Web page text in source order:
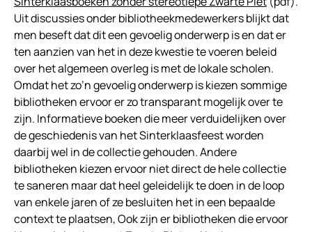
Uit discussies onder bibliotheekmedewerkers blijkt dat
men beseft dat dit een gevoelig onderwerp is en dat er
ten aanzien van het in deze kwestie te voeren beleid
over het algemeen overleg is met de lokale scholen.
Omdat het zo’n gevoelig onderwerp is kiezen sommige
bibliotheken ervoor er zo transparant mogelijk over te
zijn. Informatieve boeken die meer verduidelijken over
de geschiedenis van het Sinterklaasfeest worden
daarbij wel in de collectie gehouden. Andere
bibliotheken kiezen ervoor niet direct de hele collectie
te saneren maar dat heel geleidelijk te doen in de loop
van enkele jaren of ze besluiten het in een bepaalde
context te plaatsen, Ook zijn er bibliotheken die ervoor